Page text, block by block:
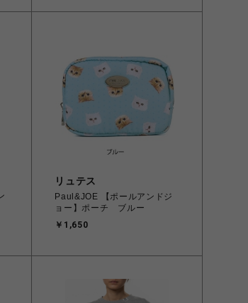
リュテス
Paul&JOE 【ポールアンドジ
ョー】ポーチ ブルー
￥1,650